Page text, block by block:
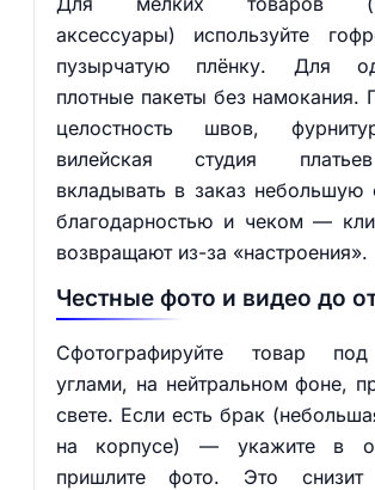
аксессуары) используйте
пузырчатую плёнку. Для
плотные пакеты без намокания.
целостность швов,
вилейская студия
вкладывать в заказ небольшую
благодарностью и чеком —
возвращают из-за «настроения».
Честные фото и видео до
Сфотографируйте товар
углами, на нейтральном фоне,
свете. Если есть брак
на корпусе) — укажите в
пришлите фото. Это снизит